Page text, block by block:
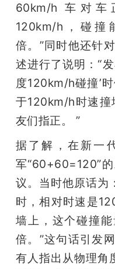
60km/h 车对
120km/h，碰撞
倍。”同时他还针
述进行了说明：“
度120km/h碰撞’
于120km/h时速撞
友们指正。 ”
据了解，在新一
军“60+60=120”
议。当时他原话为
时，相对时速是
墙上，这个碰撞
倍。”这句话引发
有人指出从物理角